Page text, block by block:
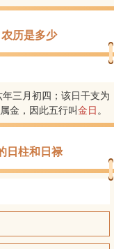
历是多少
三月初四；该日干支为
金 ， 因此五行叫金日 。
日柱和日禄